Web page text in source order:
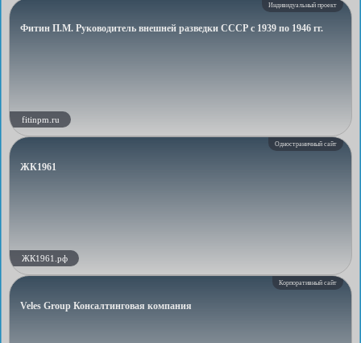
Индивидуальный проект
Фитин П.М. Руководитель внешней разведки СССР с 1939 по 1946 гг.
fitinpm.ru
Одностраничный сайт
ЖК1961
ЖК1961.рф
Корпоративный сайт
Veles Group Консалтинговая компания